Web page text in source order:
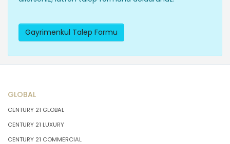
Gayrimenkul Talep Formu
GLOBAL
CENTURY 21 GLOBAL
CENTURY 21 LUXURY
CENTURY 21 COMMERCIAL